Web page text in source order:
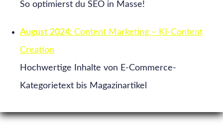
So optimierst du SEO in Masse!
August 2024: Content Marketing – KI-Content
Creation
Hochwertige Inhalte von E-Commerce-
Kategorietext bis Magazinartikel